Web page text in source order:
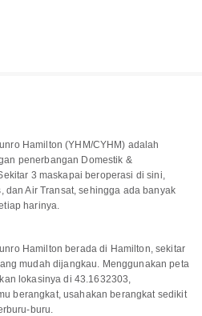
Hamilton (YHM/CYHM) adalah
penerbangan Domestik &
3 maskapai beroperasi di sini,
dan Air Transat, sehingga ada banyak
harinya.
Hamilton berada di Hamilton, sekitar
mudah dijangkau. Menggunakan peta
lokasinya di 43.1632303,
berangkat, usahakan berangkat sedikit
buru.